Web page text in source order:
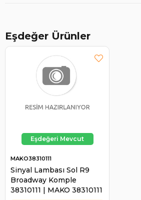
Eşdeğer Ürünler
Sinyal Lambası Sol R9
Broadway Komple
38310111 | MAKO 38310111
MAKO38310111